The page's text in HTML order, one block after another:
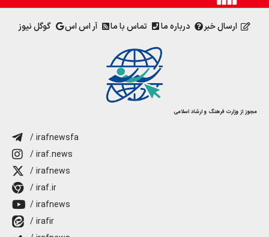
ارسال خبر درباره ما تماس با ما آر اس اس گوگل نیوز
مجوز از وزارت فرهنگ و ارشاد اسلامی
/ irafnewsfa
/ iraf.news
/ irafnews
/ iraf.ir
/ irafnews
/ irafir